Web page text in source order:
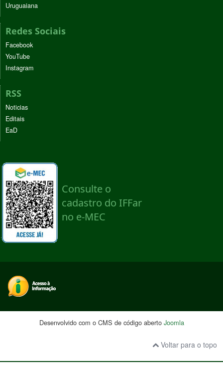
Uruguaiana
Redes Sociais
Facebook
YouTube
Instagram
RSS
Noticias
Editais
EaD
Desenvolvido com o CMS de código aberto Joomla
Voltar para o topo